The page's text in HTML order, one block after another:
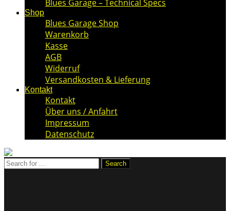
Blues Garage – Technical Specs
Shop
Blues Garage Shop
Warenkorb
Kasse
AGB
Widerruf
Versandkosten & Lieferung
Kontakt
Kontakt
Über uns / Anfahrt
Impressum
Datenschutz